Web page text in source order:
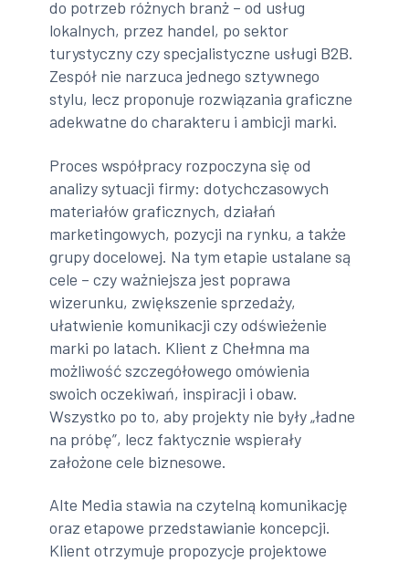
do potrzeb różnych branż – od usług
lokalnych, przez handel, po sektor
turystyczny czy specjalistyczne usługi B2B.
Zespół nie narzuca jednego sztywnego
stylu, lecz proponuje rozwiązania graficzne
adekwatne do charakteru i ambicji marki.
Proces współpracy rozpoczyna się od
analizy sytuacji firmy: dotychczasowych
materiałów graficznych, działań
marketingowych, pozycji na rynku, a także
grupy docelowej. Na tym etapie ustalane są
cele – czy ważniejsza jest poprawa
wizerunku, zwiększenie sprzedaży,
ułatwienie komunikacji czy odświeżenie
marki po latach. Klient z Chełmna ma
możliwość szczegółowego omówienia
swoich oczekiwań, inspiracji i obaw.
Wszystko po to, aby projekty nie były „ładne
na próbę”, lecz faktycznie wspierały
założone cele biznesowe.
Alte Media stawia na czytelną komunikację
oraz etapowe przedstawianie koncepcji.
Klient otrzymuje propozycje projektowe